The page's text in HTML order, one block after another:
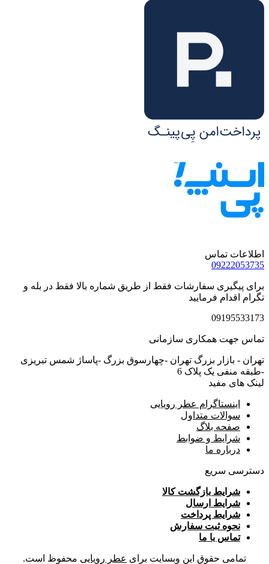
اطلاعات تماس
09222053735
برای پیگیری سفارشات فقط از طریق شماره بالا فقط در بله و
تگرام اقدام فرمایید
09195533173
تماس جهت همکاری سازمانی
تهران - بازار بزرگ تهران -چهارسوق بزرگ -پاساژ شمس تبریزی
-طبقه منفی یک پلاک 6
لینک های مفید
اینستاگرام عطر رویایی
سوالات متداول
صفحه بلاگ
شرایط و ضوابط
درباره ما
دسترسی سریع
شرایط بازگشت کالا
شرایط ارسال
شرایط پرداخت
نحوه ثبت سفارش
تماس با ما
تمامی حقوق این وبسایت برای عطر رویایی محفوظ است.